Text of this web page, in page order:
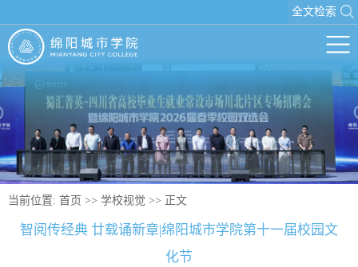
全文检索
当前位置: 首页 >> 学校视觉 >> 正文
智阅传经典 廿载诵新章|绵阳城市学院第十一届校园文
化节